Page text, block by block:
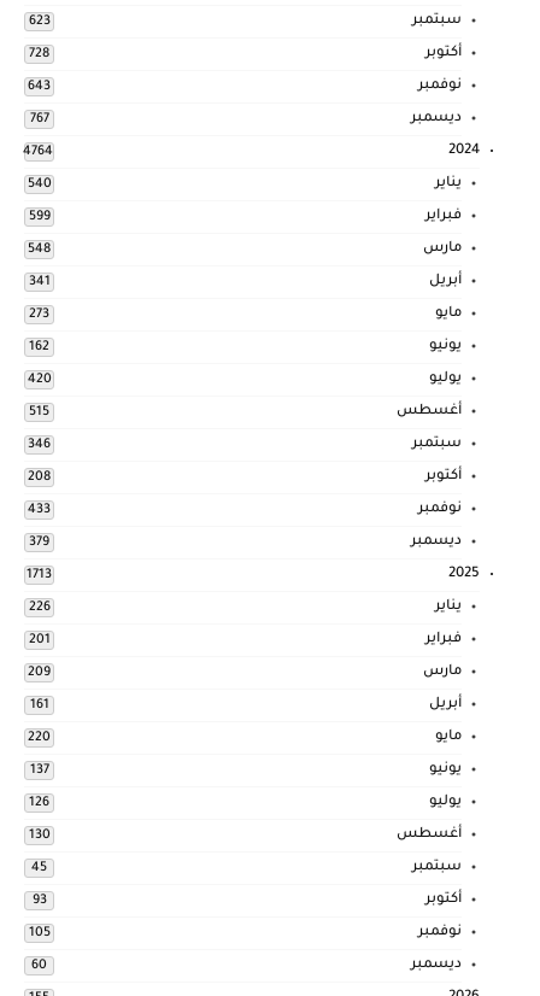
سبتمبر 623
أكتوبر 728
نوفمبر 643
ديسمبر 767
2024
4764
يناير 540
فبراير 599
مارس 548
أبريل 341
مايو 273
يونيو 162
يوليو 420
أغسطس 515
سبتمبر 346
أكتوبر 208
نوفمبر 433
ديسمبر 379
2025
1713
يناير 226
فبراير 201
مارس 209
أبريل 161
مايو 220
يونيو 137
يوليو 126
أغسطس 130
سبتمبر 45
أكتوبر 93
نوفمبر 105
ديسمبر 60